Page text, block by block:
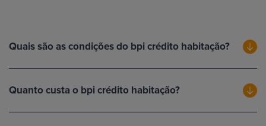
Quais são as condições do bpi crédito habitação?
Quanto custa o bpi crédito habitação?